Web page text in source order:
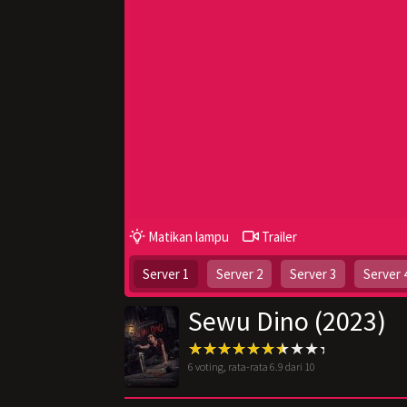
Matikan lampu Trailer
Server 1 Server 2 Server 3 Server
Sewu Dino (2023)
6 voting, rata-rata 6.9 dari 10